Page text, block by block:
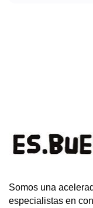
Somos una
especialistas en